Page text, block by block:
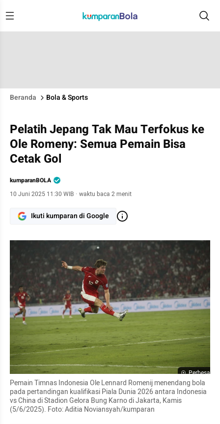
Beranda Bola & Sports
Pelatih Jepang Tak Mau Terfokus ke
Ole Romeny: Semua Pemain Bisa
Cetak Gol
kumparanBOLA
10 Juni 2025 11:30 WIB · waktu baca 2 menit
Ikuti kumparan di Google
Perbesar
Pemain Timnas Indonesia Ole Lennard Romenij menendang bola
pada pertandingan kualifikasi Piala Dunia 2026 antara Indonesia
vs China di Stadion Gelora Bung Karno di Jakarta, Kamis
(5/6/2025). Foto: Aditia Noviansyah/kumparan